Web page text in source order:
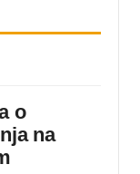
o
na